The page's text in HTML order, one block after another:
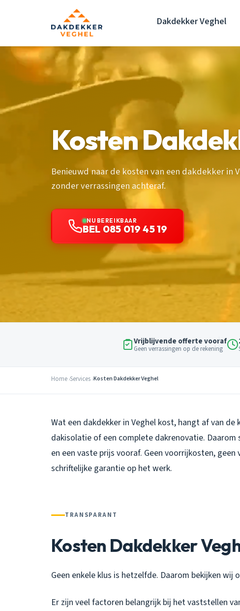
Dakdekker Veghel
Kosten
Benieuwd naar de kosten van een dakdekker in
zonder verrassingen achteraf.
NU BEREIKBAAR
BEL 085 019 45 19
Vrijblijvende offerte vooraf
Geen verrassingen op de rekening
Home Services Kosten Dakdekker Veghel
Wat een dakdekker in Veghel kost, hangt af van de
dakisolatie of een complete dakrenovatie.
en een vaste prijs vooraf. Geen voorrijkosten,
schriftelijke garantie op het werk.
TRANSPARANT
Kosten Dakdekker
Geen enkele klus is hetzelfde. Daarom bekijken wij
Er zijn veel factoren belangrijk bij het vaststellen